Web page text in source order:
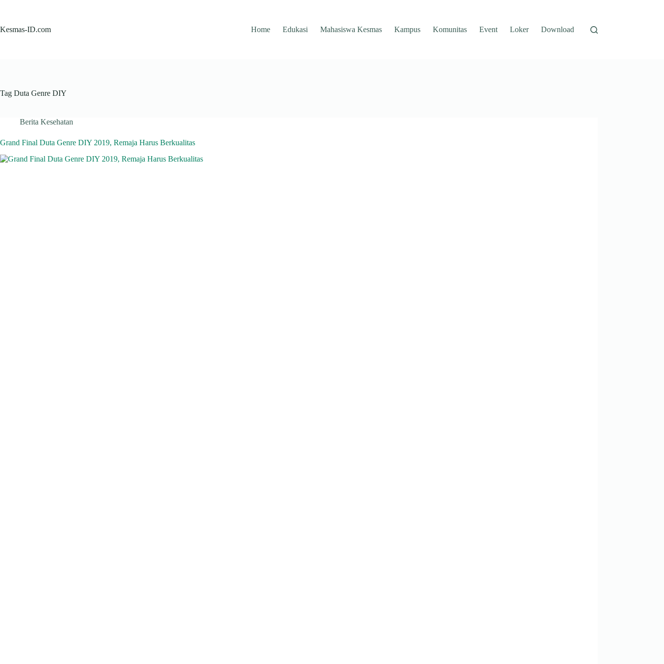
Kesmas-ID.com
Home Edukasi Mahasiswa Kesmas Kampus Komunitas Event Loker Download
Tag Duta Genre DIY
Berita Kesehatan
Grand Final Duta Genre DIY 2019, Remaja Harus Berkualitas